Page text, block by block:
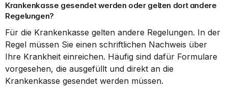
Krankenkasse gesendet werden oder gelten dort andere
Regelungen?
Für die Krankenkasse gelten andere Regelungen. In der
Regel müssen Sie einen schriftlichen Nachweis über
Ihre Krankheit einreichen. Häufig sind dafür Formulare
vorgesehen, die ausgefüllt und direkt an die
Krankenkasse gesendet werden müssen.